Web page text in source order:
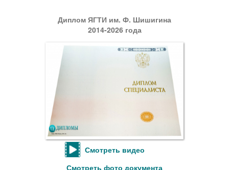
Диплом ЯГТИ им. Ф. Шишигина
2014-2026 года
Смотреть видео
Смотреть фото документа